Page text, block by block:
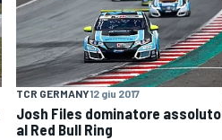
TCR GERMANY12 giu 2017
Josh Files dominatore assoluto
al Red Bull Ring